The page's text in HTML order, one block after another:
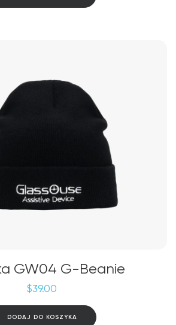
GW04 G-Beanie
$39.00
DODAJ DO KOSZYKA